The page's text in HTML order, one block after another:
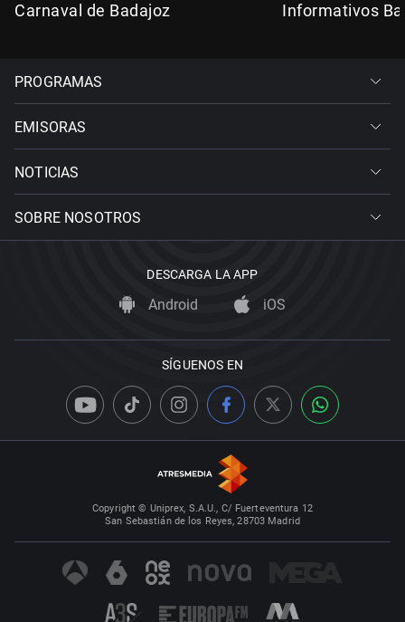
Carnaval de Badajoz Informativos
PROGRAMAS
EMISORAS
NOTICIAS
SOBRE NOSOTROS
DESCARGA LA APP
Android iOS
SÍGUENOS EN
Copyright © Uniprex, S.A.U., C/ Fuerteventura 12
San Sebastián de los Reyes, 28703 Madrid